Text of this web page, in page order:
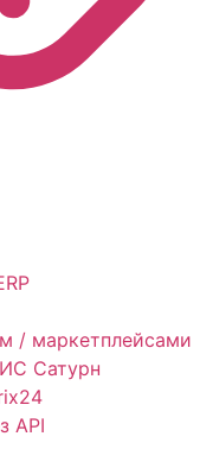
/ маркетплейсами
Сатурн
API